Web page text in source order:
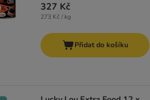
327 Kč
273 Kč / kg
Přidat do košíku